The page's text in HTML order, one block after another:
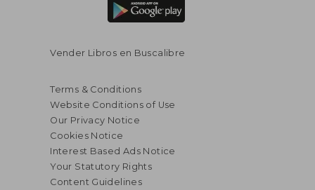
Vender Libros en Buscalibre
Terms & Conditions
Website Conditions of Use
Our Privacy Notice
Cookies Notice
Interest Based Ads Notice
Your Statutory Rights
Content Guidelines